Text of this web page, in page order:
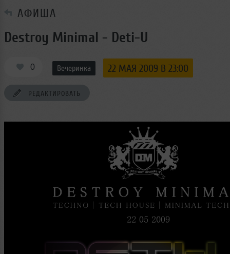
АФИША
Destroy Minimal - Deti-U
0 Вечеринка 22 МАЯ 2009 В 23:00
РЕДАКТИРОВАТЬ